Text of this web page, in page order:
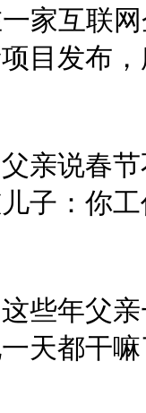
互联网
目发布
说春节
子：你
年父亲
天都干